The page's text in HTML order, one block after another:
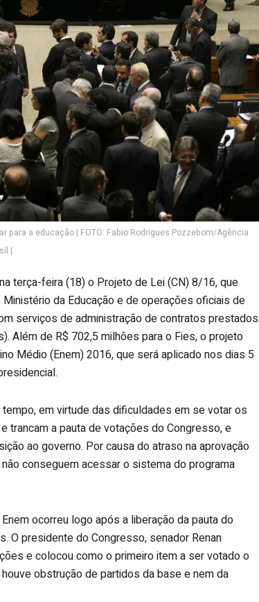
a educação | FOTO: Fabio Rodrigues Pozzebom/Agência
|
terça-feira (18) o Projeto de Lei (CN) 8/16, que
da Educação e de operações oficiais de
serviços de administração de contratos prestados
Além de R$ 702,5 milhões para o Fies, o projeto
Médio (Enem) 2016, que será aplicado nos dias 5
em virtude das dificuldades em se votar os
trancam a pauta de votações do Congresso, e
ao governo. Por causa do atraso na aprovação
conseguem acessar o sistema do programa
ocorreu logo após a liberação da pauta do
O presidente do Congresso, senador Renan
e colocou como o primeiro item a ser votado o
obstrução de partidos da base e nem da